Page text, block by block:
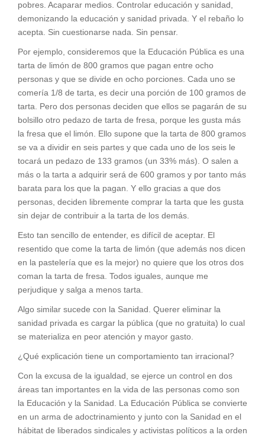
pobres. Acaparar medios. Controlar educación y sanidad,
demonizando la educación y sanidad privada. Y el rebaño lo
acepta. Sin cuestionarse nada. Sin pensar.
Por ejemplo, consideremos que la Educación Pública es una
tarta de limón de 800 gramos que pagan entre ocho
personas y que se divide en ocho porciones. Cada uno se
comería 1/8 de tarta, es decir una porción de 100 gramos de
tarta. Pero dos personas deciden que ellos se pagarán de su
bolsillo otro pedazo de tarta de fresa, porque les gusta más
la fresa que el limón. Ello supone que la tarta de 800 gramos
se va a dividir en seis partes y que cada uno de los seis le
tocará un pedazo de 133 gramos (un 33% más). O salen a
más o la tarta a adquirir será de 600 gramos y por tanto más
barata para los que la pagan. Y ello gracias a que dos
personas, deciden libremente comprar la tarta que les gusta
sin dejar de contribuir a la tarta de los demás.
Esto tan sencillo de entender, es difícil de aceptar. El
resentido que come la tarta de limón (que además nos dicen
en la pastelería que es la mejor) no quiere que los otros dos
coman la tarta de fresa. Todos iguales, aunque me
perjudique y salga a menos tarta.
Algo similar sucede con la Sanidad. Querer eliminar la
sanidad privada es cargar la pública (que no gratuita) lo cual
se materializa en peor atención y mayor gasto.
¿Qué explicación tiene un comportamiento tan irracional?
Con la excusa de la igualdad, se ejerce un control en dos
áreas tan importantes en la vida de las personas como son
la Educación y la Sanidad. La Educación Pública se convierte
en un arma de adoctrinamiento y junto con la Sanidad en el
hábitat de liberados sindicales y activistas políticos a la orden